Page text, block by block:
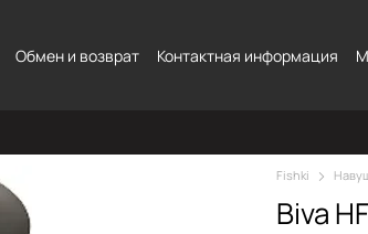
Обмен и возврат Контактная информация
Fishki
Biva